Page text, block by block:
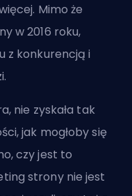
Mimo że
w 2016 roku,
z konkurencją i
nie zyskała tak
jak mogłoby się
czy jest to
strony nie jest